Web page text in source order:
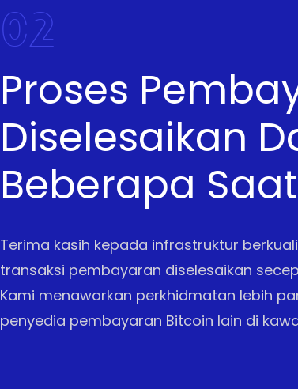
02
Proses
Diselesaikan
Beberapa Saat
Terima kasih kepada infrastruktur
transaksi pembayaran diselesaikan
Kami menawarkan perkhidmatan lebih
penyedia pembayaran Bitcoin lain di